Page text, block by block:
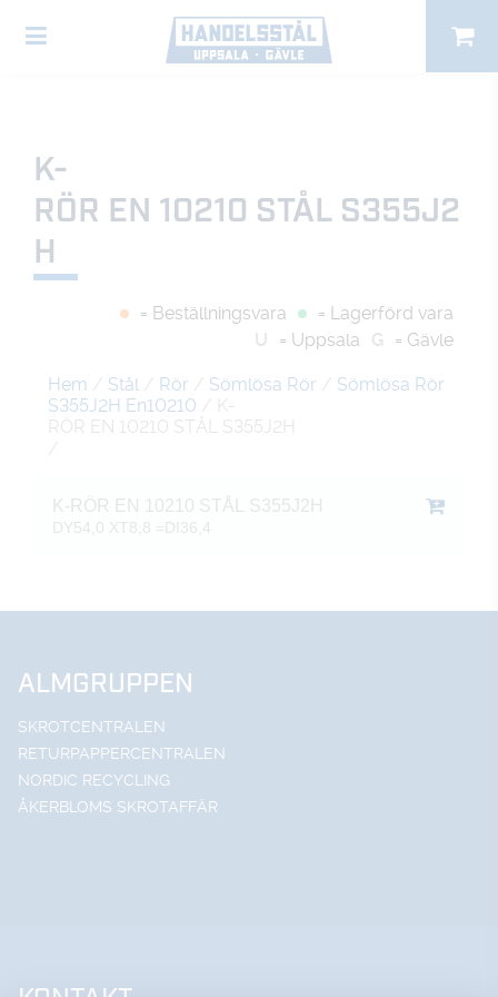
K-
RÖR EN 10210 STÅL S355J2
H
= Beställningsvara
= Lagerförd vara
U
= Uppsala G = Gävle
Hem / Stål / Rör / Sömlösa Rör / Sömlösa Rör
S355J2H En10210 / K-
RÖR EN 10210 STÅL S355J2H
/
K-RÖR EN 10210 STÅL S355J2H
DY54,0 XT8,8 =DI36,4
ALMGRUPPEN
SKROTCENTRALEN
RETURPAPPERCENTRALEN
NORDIC RECYCLING
ÅKERBLOMS SKROTAFFÄR